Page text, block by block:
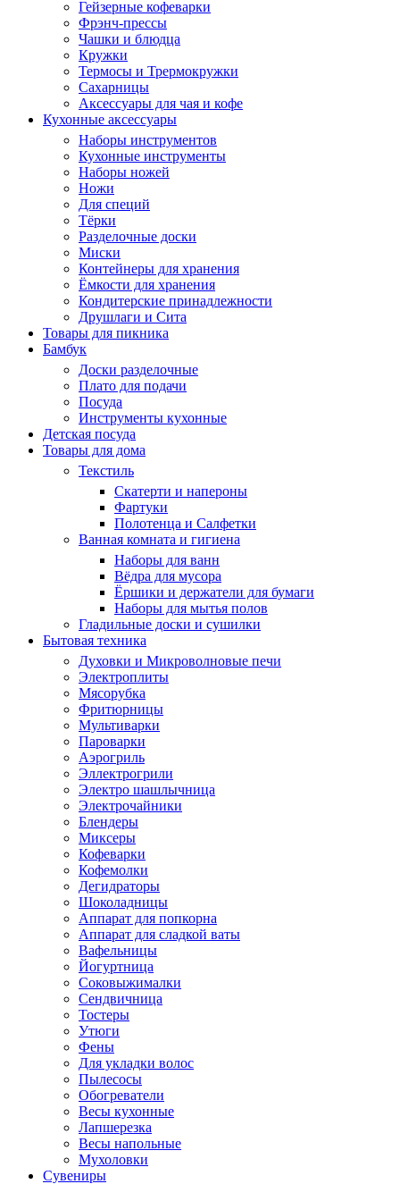
Гейзерные кофеварки
Фрэнч-прессы
Чашки и блюдца
Кружки
Термосы и Трермокружки
Сахарницы
Аксессуары для чая и кофе
Кухонные аксессуары
Наборы инструментов
Кухонные инструменты
Наборы ножей
Ножи
Для специй
Тёрки
Разделочные доски
Миски
Контейнеры для хранения
Ёмкости для хранения
Кондитерские принадлежности
Друшлаги и Сита
Товары для пикника
Бамбук
Доски разделочные
Плато для подачи
Посуда
Инструменты кухонные
Детская посуда
Товары для дома
Текстиль
Скатерти и напероны
Фартуки
Полотенца и Салфетки
Ванная комната и гигиена
Наборы для ванн
Вёдра для мусора
Ёршики и держатели для бумаги
Наборы для мытья полов
Гладильные доски и сушилки
Бытовая техника
Духовки и Микроволновые печи
Электроплиты
Мясорубка
Фритюрницы
Мультиварки
Пароварки
Аэрогриль
Эллектрогрили
Электро шашлычница
Электрочайники
Блендеры
Миксеры
Кофеварки
Кофемолки
Дегидраторы
Шоколадницы
Аппарат для попкорна
Аппарат для сладкой ваты
Вафельницы
Йогуртница
Соковыжималки
Сендвичница
Тостеры
Утюги
Фены
Для укладки волос
Пылесосы
Обогреватели
Весы кухонные
Лапшерезка
Весы напольные
Мухоловки
Сувениры